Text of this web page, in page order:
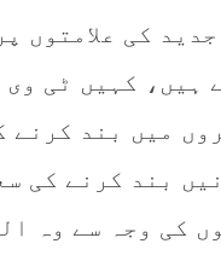
کی علامتوں
ہیں، کہیں ٹی
میں بند کرنے
بند کرنے کی
کی وجہ سے وہ